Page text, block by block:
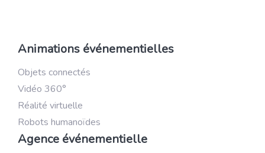
Animations événementielles
Objets connectés
Vidéo 360°
Réalité virtuelle
Robots humanoïdes
Agence événementielle